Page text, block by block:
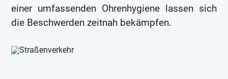
einer umfassenden Ohrenhygiene lassen sich
die Beschwerden zeitnah bekämpfen.